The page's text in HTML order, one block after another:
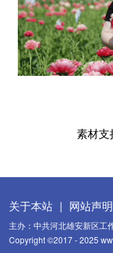
素材支
关于本站 | 网站声明
主办：中共河北雄安新区工
Copyright ©2017 - 2025